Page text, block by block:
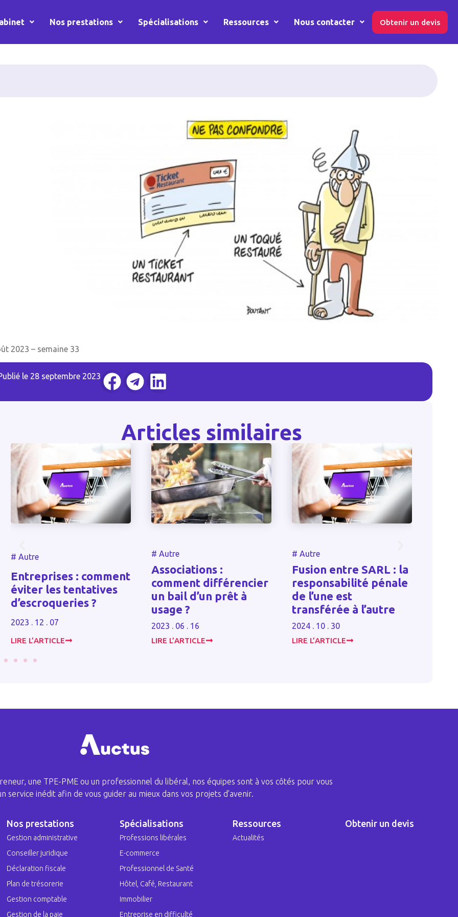
Nos prestations Spécialisations Ressources Nous contacter Obtenir un devis
2023 – semaine 33
le 28 septembre 2023
Articles similaires
# Autre
Entreprises : comment
éviter les tentatives
d’escroqueries ?
2023 . 12 . 07
LIRE L’ARTICLE
# Autre
Associations :
comment différencier
un bail d’un prêt à
usage ?
2023 . 06 . 16
LIRE L’ARTICLE
# Autre
Fusion entre SARL : la
responsabilité pénale
de l’une est
transférée à l’autre
2024 . 10 . 30
LIRE L’ARTICLE
une TPE-PME ou un professionnel du libéral, nos équipes sont à vos côtés pour vous
service inédit afin de vous guider au mieux dans vos projets d’avenir.
Nos prestations
Gestion administrative
Conseiller juridique
Déclaration fiscale
Plan de trésorerie
Gestion comptable
Gestion de la paie
Spécialisations
Professions libérales
E-commerce
Professionnel de Santé
Hôtel, Café, Restaurant
Immobilier
Entreprise en difficulté
Ressources
Actualités
Obtenir un devis